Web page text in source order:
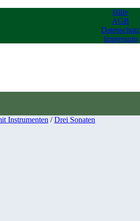
Hilfe
AGB
Datenschutz
Impressum
Instrumenten /Drei Sonaten